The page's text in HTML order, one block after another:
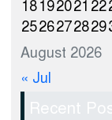
August 2026
18192021 22
2526272829
« Jul
Recent